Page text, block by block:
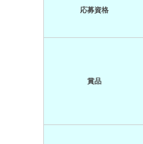
応募資格
賞品